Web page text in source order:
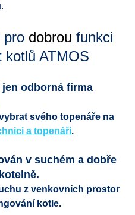
pro dobrou funkci
kotlů ATMOS
odborná firma
svého topenáře na
a topenáři.
v suchém a dobře
z venkovních prostor
kotle.